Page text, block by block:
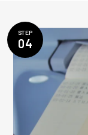
STEP
04